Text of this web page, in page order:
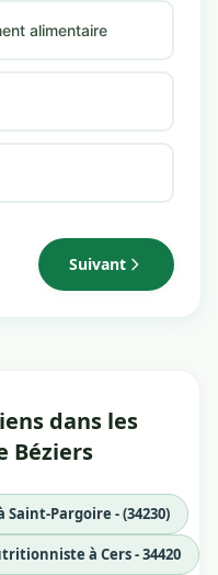
alimentaire
Suivant
dans les
Béziers
Pargoire - (34230)
à Cers - 34420